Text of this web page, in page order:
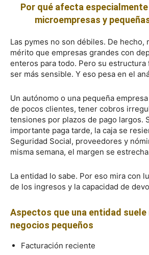
Por qué afecta
microempresas y
Las pymes no son débiles. De hecho,
mérito que empresas grandes con
enteros para todo. Pero su estructura
ser más sensible. Y eso pesa en el
Un autónomo o una pequeña
de pocos clientes, tener cobros
tensiones por plazos de pago largos.
importante paga tarde, la caja se
Seguridad Social, proveedores y
misma semana, el margen se
La entidad lo sabe. Por eso mira con
de los ingresos y la capacidad de
Aspectos que una entidad suele
negocios pequeños
Facturación reciente